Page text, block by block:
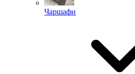
Чаршафи